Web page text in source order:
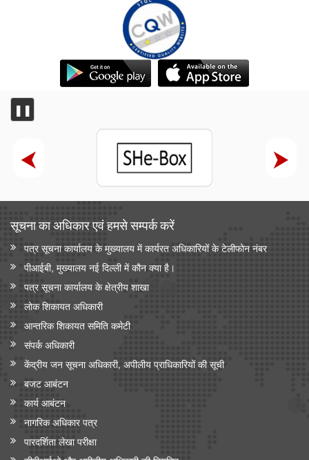
❚❚
सूचना का अधिकार एवं हमसे सम्‍पर्क करें
पत्र सूचना कार्यालय के मुख्यालय में कार्यरत अधिकारियों के टेलीफोन नंबर
पीआईबी, मुख्यालय नई दिल्ली में कौन क्या है।
पत्र सूचना कार्यालय के क्षेत्रीय शाखा
लोक शिकायत अधिकारी
आन्‍तरिक शिकायत समिति कमेटी
संपर्क अधिकारी
केंद्रीय जन सूचना अधिकारी, अपीलीय प्राधिकारियों की सूची
बजट आबंटन
कार्य आबंटन
नागरिक अधिकार पत्र
पारदर्शिता लेखा परीक्षा